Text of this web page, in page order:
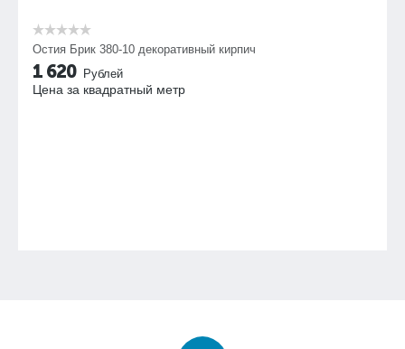
Остия Брик 380-10 декоративный кирпич
1 620 Рублей
Цена за квадратный метр